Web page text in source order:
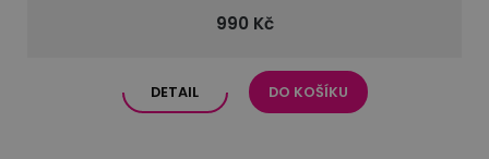
990 Kč
DETAIL DO KOŠÍKU